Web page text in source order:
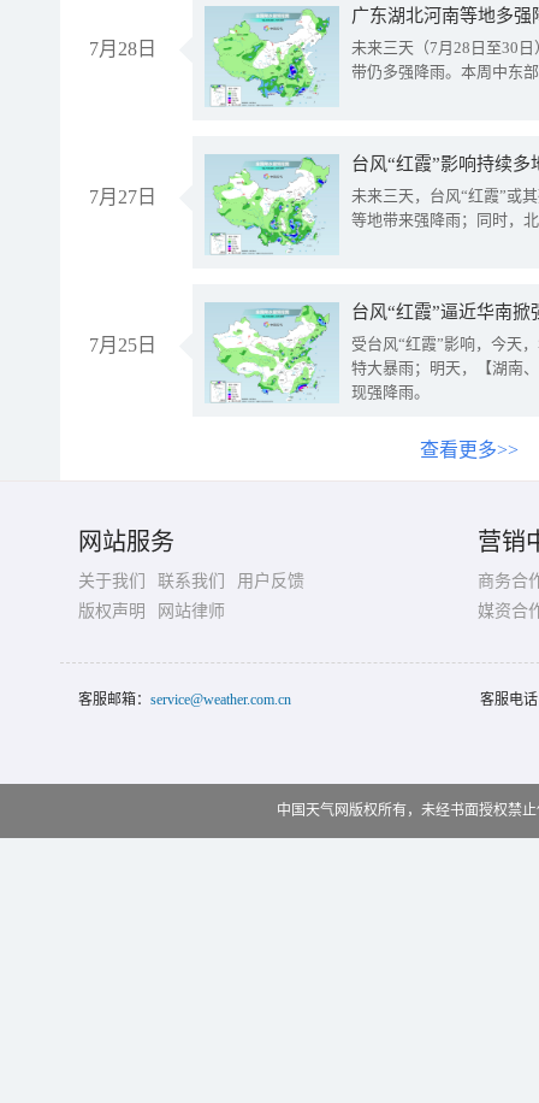
7月28日
广东湖北河南等地多
未来三天（7月28日至30
带仍多强降雨。本周中东
7月27日
台风“红霞”影响持续
未来三天，台风“红霞”或
等地带来强降雨；同时，
7月25日
台风“红霞”逼近华南
受台风“红霞”影响，今天
特大暴雨；明天，【湖南
现强降雨。
查看更多>>
网站服务
关于我们 联系我们
用户反馈
版权声明
网站律师
营销
商务合
媒资合
客服邮箱： service@weather.com.cn 客服电
中国天气网版权所有，未经书面授权